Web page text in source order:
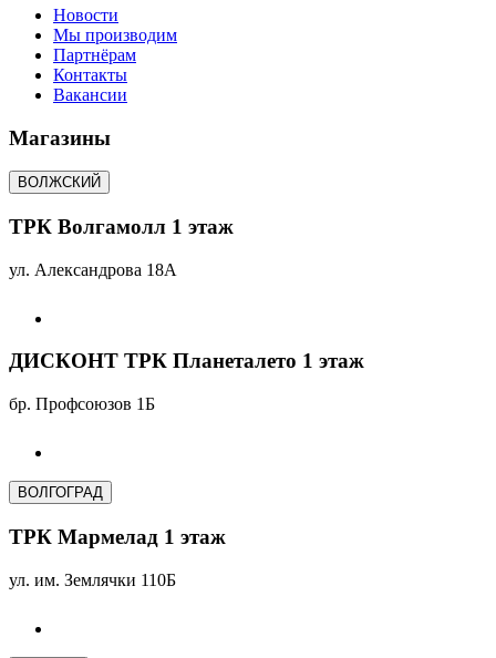
Новости
Мы производим
Партнёрам
Контакты
Вакансии
Магазины
ВОЛЖСКИЙ
ТРК Волгамолл 1 этаж
ул. Александрова 18А
ДИСКОНТ ТРК Планеталето 1 этаж
бр. Профсоюзов 1Б
ВОЛГОГРАД
ТРК Мармелад 1 этаж
ул. им. Землячки 110Б